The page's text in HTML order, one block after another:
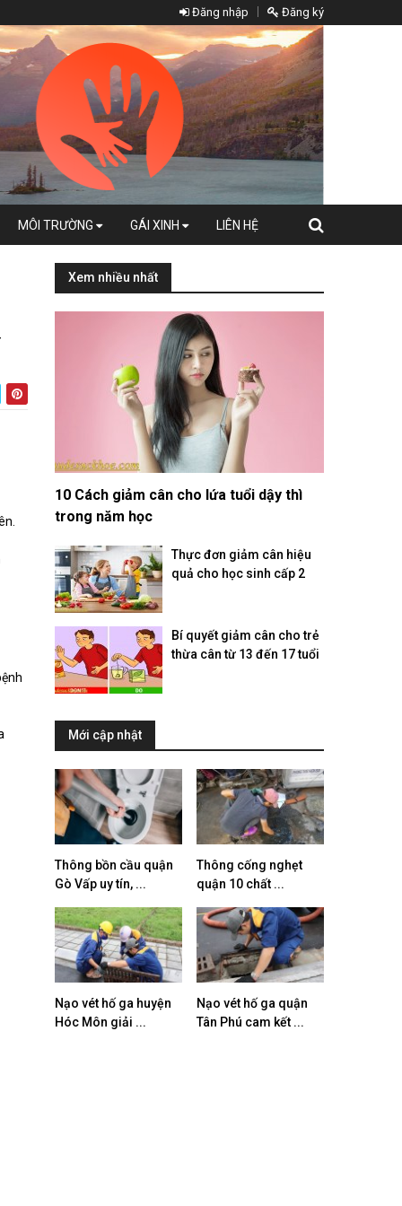
Đăng nhập Đăng ký
MÔI TRƯỜNG GÁI XINH LIÊN HỆ
Xem nhiều nhất
10 Cách giảm cân cho lứa tuổi dậy thì
trong năm học
Thực đơn giảm cân hiệu
quả cho học sinh cấp 2
Bí quyết giảm cân cho trẻ
thừa cân từ 13 đến 17 tuổi
Mới cập nhật
Thông bồn cầu quận
Gò Vấp uy tín, ...
Thông cống nghẹt
quận 10 chất ...
Nạo vét hố ga huyện
Hóc Môn giải ...
Nạo vét hố ga quận
Tân Phú cam kết ...